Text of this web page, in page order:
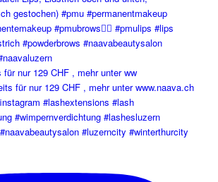
für nur 129 CHF , mehr unter ww